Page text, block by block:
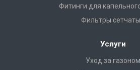
Фитинги для
Фильтры
Услуги
Уход за газоном